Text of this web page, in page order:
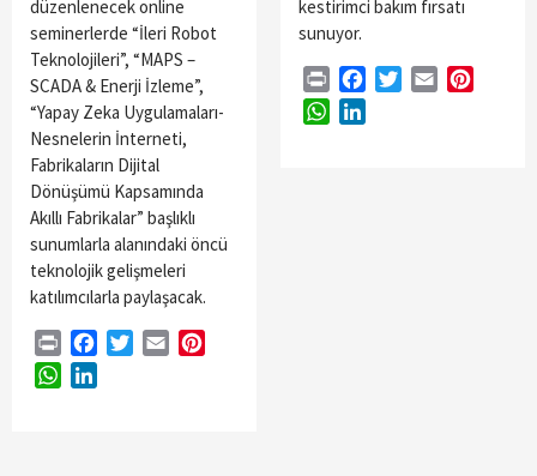
düzenlenecek online
seminerlerde “İleri Robot
Teknolojileri”, “MAPS –
SCADA & Enerji İzleme”,
“Yapay Zeka Uygulamaları-
Nesnelerin İnterneti,
Fabrikaların Dijital
Dönüşümü Kapsamında
Akıllı Fabrikalar” başlıklı
sunumlarla alanındaki öncü
teknolojik gelişmeleri
katılımcılarla paylaşacak.
Print FacebookTwitterEmail
WhatsApp
kestirimci bakım fırsatı
sunuyor.
Print FacebookTwitterEmail
WhatsApp